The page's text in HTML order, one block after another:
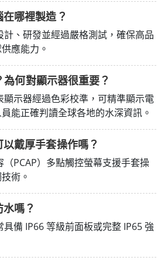
哪裡製造？
計、研發並經過嚴格測試，確保高品
應能力。
為何對顯示器很重要？
顯示器經過色彩校準，可精準顯示電
能正確判讀全球各地的水深資訊。
戴厚手套操作嗎？
PCAP）多點觸控螢幕支援手套操
術。
嗎？
備 IP66 等級前面板或完整 IP65 強